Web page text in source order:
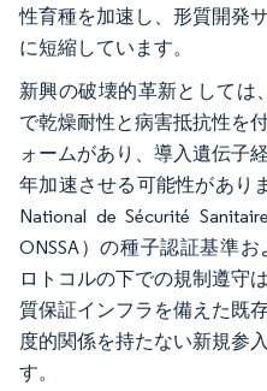
性育種を加速し、形質開発
に短縮しています。
新興の破壊的革新としては
で乾燥耐性と病害抵抗性を
ォームがあり、導入遺伝子
年加速させる可能性があり
National de Sécurité
ONSSA）の種子認証基準
ロトコルの下での規制遵守
質保証インフラを備えた既
度的関係を持たない新規参
す。